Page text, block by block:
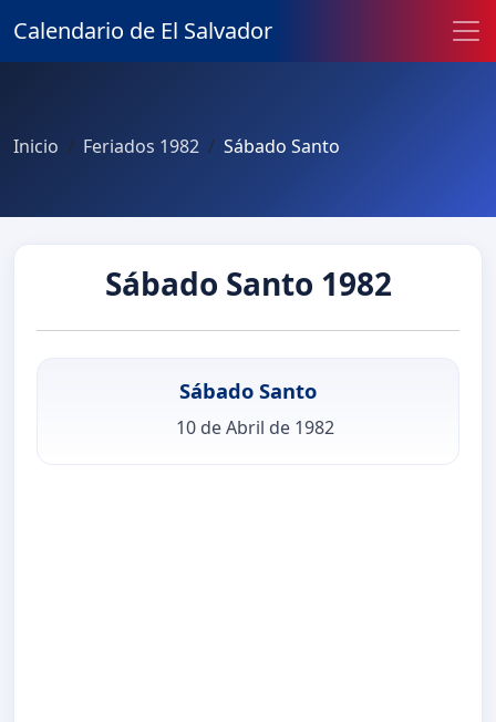
Calendario de El Salvador
Inicio Feriados 1982 Sábado Santo
Sábado Santo 1982
Sábado Santo
10 de Abril de 1982